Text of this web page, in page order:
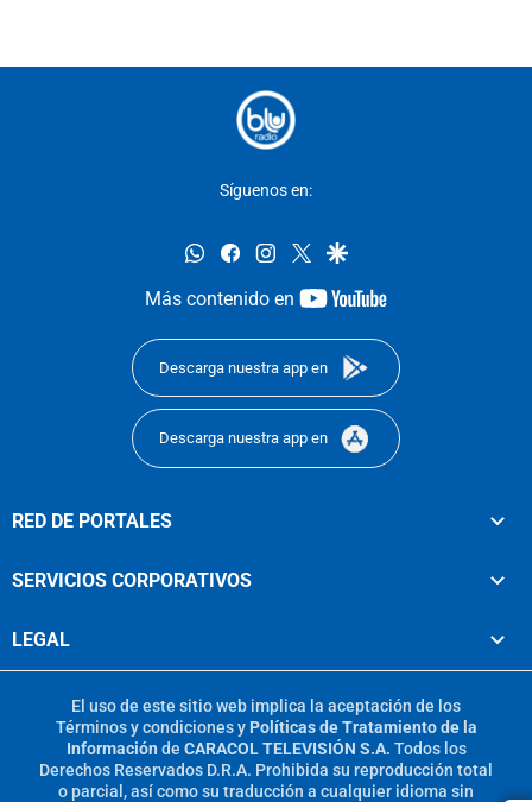
Síguenos en:
whatsappfacebookinstagram
twittergoogle
Más contenido en
youtube-
Descarga nuestra app en
Descarga nuestra app en
RED DE PORTALES
SERVICIOS CORPORATIVOS
LEGAL
El uso de este sitio web implica la aceptación de los
Términos y condicionesy Políticas de Tratamiento de la
Información de CARACOL TELEVISIÓN S.A. Todos los
Derechos Reservados D.R.A. Prohibida su reproducción total
o parcial, así como su traducción a cualquier idioma sin